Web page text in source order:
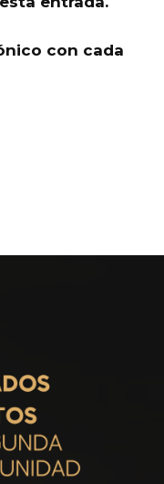
con cada